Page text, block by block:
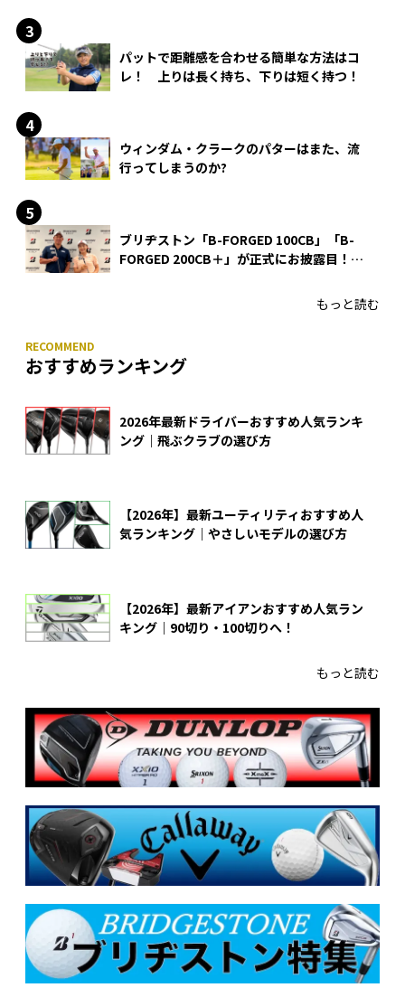
パットで距離感を合わせる簡単な方法はコ
レ！ 上りは長く持ち、下りは短く持つ！
ウィンダム・クラークのパターはまた、流
行ってしまうのか?
ブリヂストン「B-FORGED 100CB」「B-
FORGED 200CB＋」が正式にお披露目！
もっと読む
おすすめランキング
2026年最新ドライバーおすすめ人気ランキ
ング｜飛ぶクラブの選び方
【2026年】最新ユーティリティおすすめ人
気ランキング｜やさしいモデルの選び方
【2026年】最新アイアンおすすめ人気ラン
キング｜90切り・100切りへ！
もっと読む